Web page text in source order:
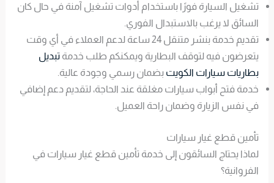
تشغيل السيارة فورًا باستخدام أدوات تشغيل آمنة في حال كان
السائق لا يرغب بالاستبدال الفوري.
تقديم خدمة بنشر متنقل 24 ساعة لدعم العملاء في أي وقت
يتعرضون فيه لتوقف البطارية ويمكنكم طلب خدمةتبديل
بطاريات سيارات الكويت بضمان رسمي وجودة عالية.
خدمة فتح أبواب سيارات مغلقة عند الحاجة، لتقديم دعم إضافي
في نفس الزيارة وضمان راحة العميل.
تأمين قطع غيار سيارات
لماذا يحتاج السائقون إلى خدمة تأمين قطع غيار سيارات في
الفروانية؟